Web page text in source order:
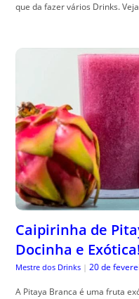
que da fazer vários Drinks.
Caipirinha de
Docinha e
Mestre dos Drinks | 20 de
A Pitaya Branca é uma fruta